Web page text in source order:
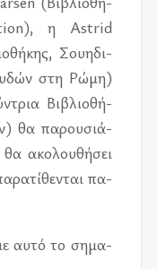
η Astrid
Σου­η­δι­
στη Ρώμη)
Βιβλιο­θή­
θα πα­ρου­σιά­
θα ακο­λου­θή­σει
πα­
αυτό το ση­μα­